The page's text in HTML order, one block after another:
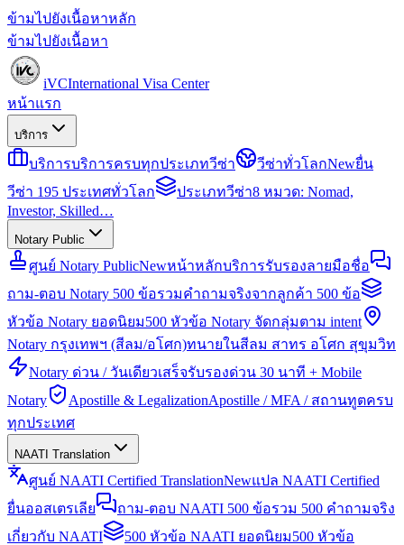
ข้ามไปยังเนื้อหาหลัก
ข้ามไปยังเนื้อหา
iVCInternational Visa Center
หน้าแรก
บริการ
บริการบริการครบทุกประเภทวีซ่า วีซ่าทั่วโลกNewยื่น
วีซ่า 195 ประเทศทั่วโลก
ประเภทวีซ่า8 หมวด: Nomad,
Investor, Skilled…
Notary Public
ศูนย์ Notary PublicNewหน้าหลักบริการรับรองลายมือชื่อ
ถาม-ตอบ Notary 500 ข้อรวมคำถามจริงจากลูกค้า 500 ข้อ
หัวข้อ Notary ยอดนิยม500 หัวข้อ Notary จัดกลุ่มตาม intent
Notary กรุงเทพฯ (สีลม/อโศก)ทนายในสีลม สาทร อโศก สุขุมวิท
Notary ด่วน / วันเดียวเสร็จรับรองด่วน 30 นาที + Mobile
Notary
Apostille & LegalizationApostille / MFA / สถานทูตครบ
ทุกประเทศ
NAATI Translation
ศูนย์ NAATI Certified TranslationNewแปล NAATI Certified
ยื่นออสเตรเลีย
ถาม-ตอบ NAATI 500 ข้อรวม 500 คำถามจริง
เกี่ยวกับ NAATI
500 หัวข้อ NAATI ยอดนิยม500 หัวข้อ